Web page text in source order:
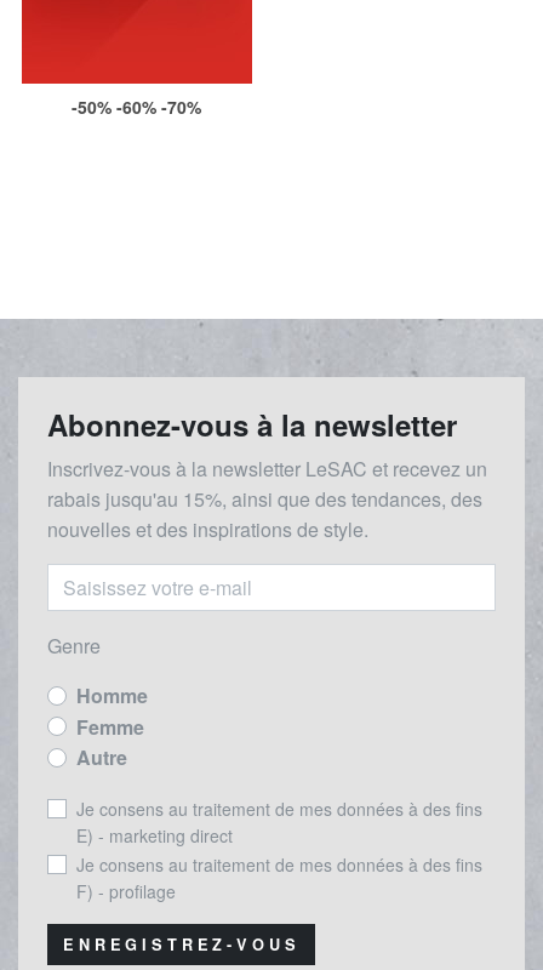
-50% -60% -70%
Abonnez-vous à la newsletter
Inscrivez-vous à la newsletter LeSAC et recevez un
rabais jusqu'au 15%, ainsi que des tendances, des
nouvelles et des inspirations de style.
Genre
Homme
Femme
Autre
Je consens au traitement de mes données à des fins
E) - marketing direct
Je consens au traitement de mes données à des fins
F) - profilage
ENREGISTREZ-VOUS